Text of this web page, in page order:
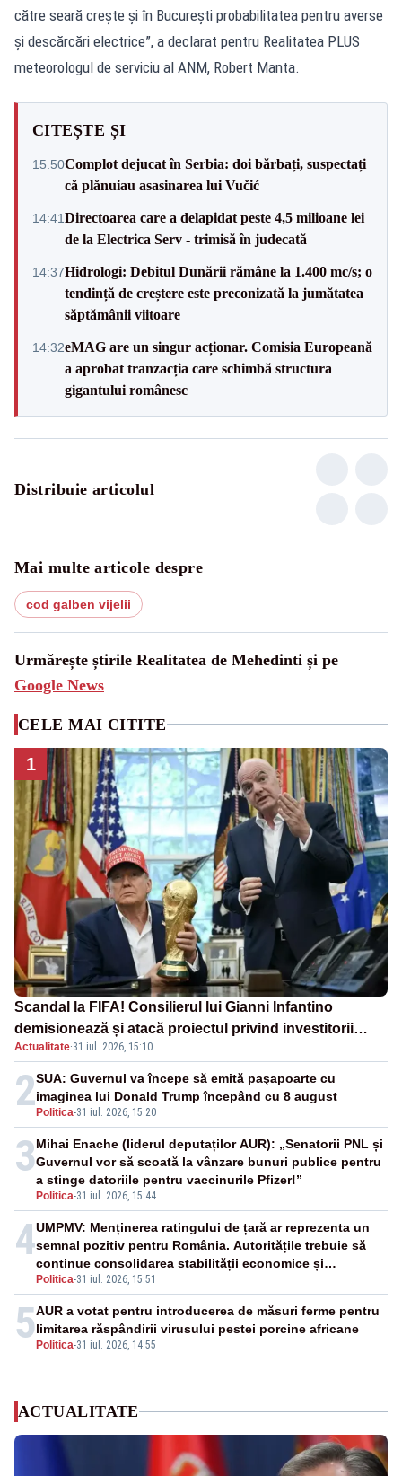
către seară crește și în București probabilitatea pentru averse
și descărcări electrice”, a declarat pentru Realitatea PLUS
meteorologul de serviciu al ANM, Robert Manta.
CITEȘTE ȘI
15:50Complot dejucat în Serbia: doi bărbați, suspectați
că plănuiau asasinarea lui Vučić
14:41Directoarea care a delapidat peste 4,5 milioane lei
de la Electrica Serv - trimisă în judecată
14:37Hidrologi: Debitul Dunării rămâne la 1.400 mc/s; o
tendință de creștere este preconizată la jumătatea
săptămânii viitoare
14:32eMAG are un singur acționar. Comisia Europeană
a aprobat tranzacția care schimbă structura
gigantului românesc
Distribuie articolul
Mai multe articole despre
cod galben vijelii
Urmărește știrile Realitatea de Mehedinti și pe
Google News
CELE MAI CITITE
1
Scandal la FIFA! Consilierul lui Gianni Infantino
demisionează și atacă proiectul privind investitorii
străini
Actualitate·31 iul. 2026, 15:10
2 Politica-31 iul. 2026, 15:20
SUA: Guvernul va începe să emită paşapoarte cu
imaginea lui Donald Trump începând cu 8 august
3
Politica-31 iul. 2026, 15:44
Mihai Enache (liderul deputaților AUR): „Senatorii PNL și
Guvernul vor să scoată la vânzare bunuri publice pentru
a stinge datoriile pentru vaccinurile Pfizer!”
4
Politica-31 iul. 2026, 15:51
UMPMV: Menținerea ratingului de țară ar reprezenta un
semnal pozitiv pentru România. Autoritățile trebuie să
continue consolidarea stabilității economice și
financiare
5 Politica-31 iul. 2026, 14:55
AUR a votat pentru introducerea de măsuri ferme pentru
limitarea răspândirii virusului pestei porcine africane
ACTUALITATE